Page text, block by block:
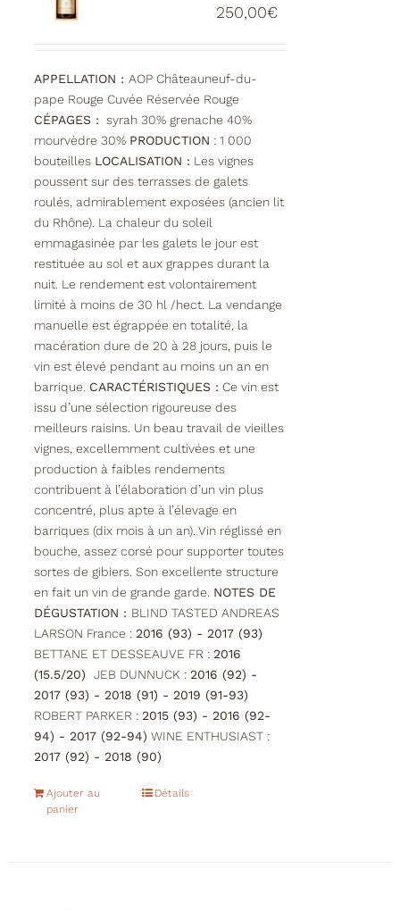
250,00€
APPELLATION : AOP Châteauneuf-du-
pape Rouge Cuvée Réservée Rouge
CÉPAGES : syrah 30% grenache 40%
mourvèdre 30% PRODUCTION : 1 000
bouteilles LOCALISATION : Les vignes
poussent sur des terrasses de galets
roulés, admirablement exposées (ancien lit
du Rhône). La chaleur du soleil
emmagasinée par les galets le jour est
restituée au sol et aux grappes durant la
nuit. Le rendement est volontairement
limité à moins de 30 hl /hect. La vendange
manuelle est égrappée en totalité, la
macération dure de 20 à 28 jours, puis le
vin est élevé pendant au moins un an en
barrique. CARACTÉRISTIQUES : Ce vin est
issu d’une sélection rigoureuse des
meilleurs raisins. Un beau travail de vieilles
vignes, excellemment cultivées et une
production à faibles rendements
contribuent à l’élaboration d’un vin plus
concentré, plus apte à l’élevage en
barriques (dix mois à un an). Vin réglissé en
bouche, assez corsé pour supporter toutes
sortes de gibiers. Son excellente structure
en fait un vin de grande garde. NOTES DE
DÉGUSTATION : BLIND TASTED ANDREAS
LARSON France : 2016 (93) - 2017 (93)
BETTANE ET DESSEAUVE FR : 2016
(15.5/20)
JEB DUNNUCK : 2016 (92) -
2017 (93) - 2018 (91) - 2019 (91-93)
ROBERT PARKER : 2015 (93) - 2016 (92-
94) - 2017 (92-94) WINE ENTHUSIAST :
2017 (92) - 2018 (90)
Ajouter au
panier
Détails